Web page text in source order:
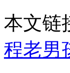
本文链
程老男